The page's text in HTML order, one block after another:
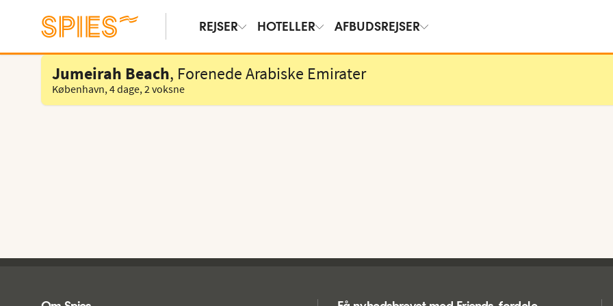
REJSER HOTELLER AFBUDSREJSER
Vælg hotel
Jumeirah Beach, Forenede Arabiske Emirater
København,4 dage,2 voksne